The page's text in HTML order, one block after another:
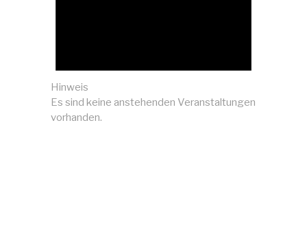
Hinweis
Es sind keine anstehenden Veranstaltungen
vorhanden.